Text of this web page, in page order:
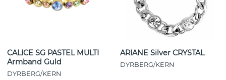
CALICE SG PASTEL MULTI
Armband Guld
DYRBERG/KERN
ARIANE Silver CRYSTAL
DYRBERG/KERN